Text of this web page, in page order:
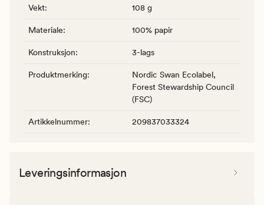
Vekt: 108 g
Materiale: 100% papir
Konstruksjon: 3-lags
Produktmerking:
Nordic Swan Ecolabel,
Forest Stewardship Council
(FSC)
Artikkelnummer: 209837033324
Leveringsinformasjon